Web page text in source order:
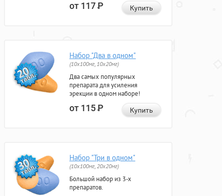
от 117Р Купить
Набор "Два в одном"
(10x100мг, 10x20мг)
Два самых популярных
препарата для усиления
эрекции в одном наборе!
от 115Р Купить
Набор "Три в одном"
(10x100мг, 20x20мг)
Большой набор из 3-х
препаратов.